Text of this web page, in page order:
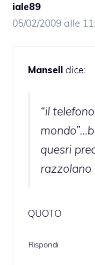
iale89
05/02/2009 alle
Mansell dice:
“il
quesri
razzolano
QUOTO
Rispondi